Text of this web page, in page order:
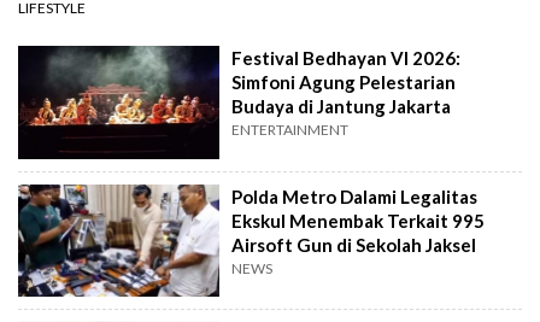
LIFESTYLE
Festival Bedhayan VI 2026:
Simfoni Agung Pelestarian
Budaya di Jantung Jakarta
ENTERTAINMENT
Polda Metro Dalami Legalitas
Ekskul Menembak Terkait 995
Airsoft Gun di Sekolah Jaksel
NEWS